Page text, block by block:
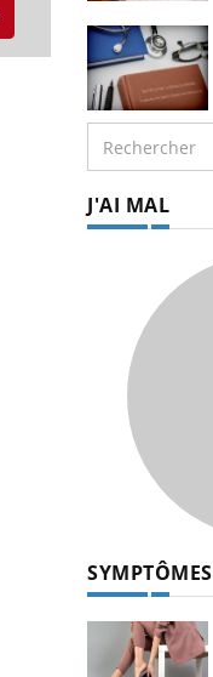
J'AI MAL
SYMPTÔMES